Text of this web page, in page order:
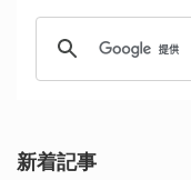
新着記事